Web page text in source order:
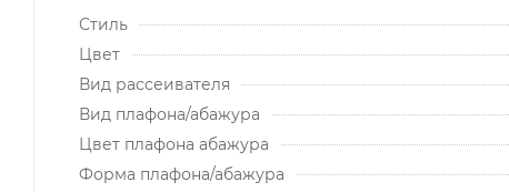
Стиль
Цвет
Вид рассеивателя
Вид плафона/абажура
Цвет плафона абажура
Форма плафона/абажура